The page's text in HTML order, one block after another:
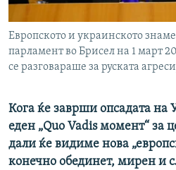
Европското и украинското
парламент во Брисел на 1 март
се разговараше за руската
Кога ќе заврши опсадата на
еден „Quo Vadis момент“ за
дали ќе видиме нова
конечно обединет, мирен и